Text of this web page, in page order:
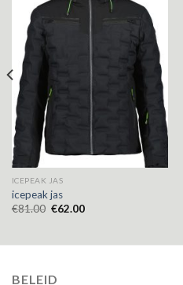
ICEPEAK JAS
icepeak jas
€81.00 €62.00
BELEID